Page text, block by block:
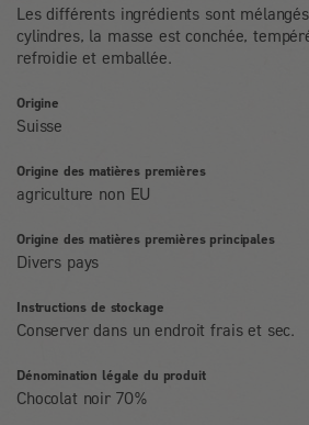
Les différents ingrédients sont
cylindres, la masse est conchée,
refroidie et emballée.
Origine
Suisse
Origine des matières premières
agriculture non EU
Origine des matières premières principales
Divers pays
Instructions de stockage
Conserver dans un endroit frais et sec.
Dénomination légale du produit
Chocolat noir 70%